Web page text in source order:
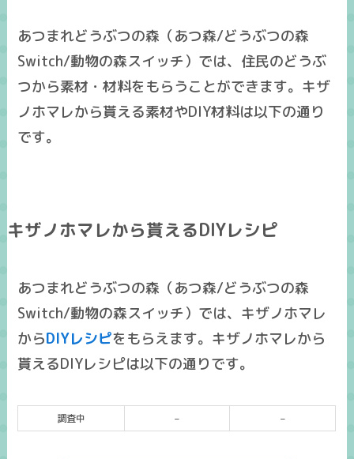
あつまれどうぶつの森（あつ森/どうぶつの森
Switch/動物の森スイッチ）では、住民のどうぶ
つから素材・材料をもらうことができます。キザ
ノホマレから貰える素材やDIY材料は以下の通り
です。
キザノホマレから貰えるDIYレシピ
あつまれどうぶつの森（あつ森/どうぶつの森
Switch/動物の森スイッチ）では、キザノホマレ
からDIYレシピをもらえます。キザノホマレから
貰えるDIYレシピは以下の通りです。
調査中 – –